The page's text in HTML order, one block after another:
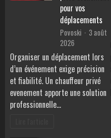
pour vos
déplacements
Povoski
3 août
2026
Organiser un déplacement lors
d’un événement exige précision
et fiabilité. Un chauffeur privé
evenement apporte une solution
professionnelle…